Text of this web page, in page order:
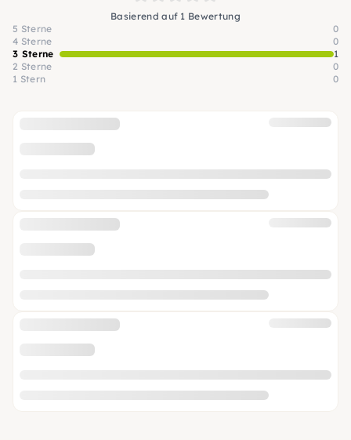
Basierend auf 1 Bewertung
5 Sterne
0
4 Sterne
0
3 Sterne
1
2 Sterne
0
1 Stern
0